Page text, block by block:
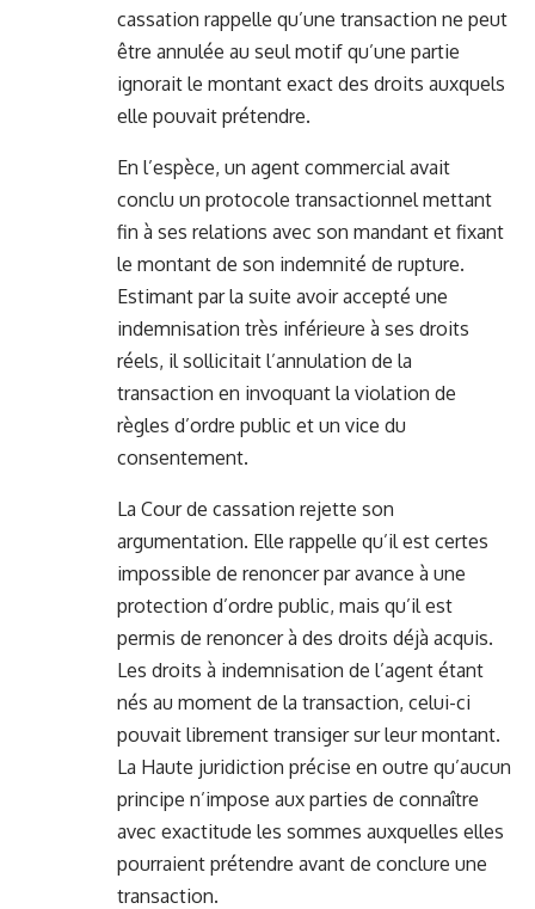
cassation rappelle qu’une transaction ne peut
être annulée au seul motif qu’une partie
ignorait le montant exact des droits auxquels
elle pouvait prétendre.
En l’espèce, un agent commercial avait
conclu un protocole transactionnel mettant
fin à ses relations avec son mandant et fixant
le montant de son indemnité de rupture.
Estimant par la suite avoir accepté une
indemnisation très inférieure à ses droits
réels, il sollicitait l’annulation de la
transaction en invoquant la violation de
règles d’ordre public et un vice du
consentement.
La Cour de cassation rejette son
argumentation. Elle rappelle qu’il est certes
impossible de renoncer par avance à une
protection d’ordre public, mais qu’il est
permis de renoncer à des droits déjà acquis.
Les droits à indemnisation de l’agent étant
nés au moment de la transaction, celui-ci
pouvait librement transiger sur leur montant.
La Haute juridiction précise en outre qu’aucun
principe n’impose aux parties de connaître
avec exactitude les sommes auxquelles elles
pourraient prétendre avant de conclure une
transaction.